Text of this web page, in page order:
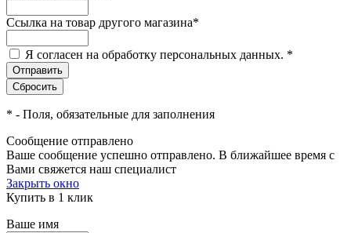
Ссылка на товар другого магазина*
Я согласен на обработку персональных данных. *
* - Поля, обязательные для заполнения
Сообщение отправлено
Ваше сообщение успешно отправлено. В ближайшее время с
Вами свяжется наш специалист
Закрыть окно
Купить в 1 клик
Ваше имя